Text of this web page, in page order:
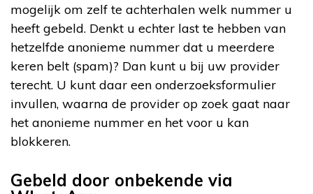
mogelijk om zelf te achterhalen welk nummer u
heeft gebeld. Denkt u echter last te hebben van
hetzelfde anonieme nummer dat u meerdere
keren belt (spam)? Dan kunt u bij uw provider
terecht. U kunt daar een onderzoeksformulier
invullen, waarna de provider op zoek gaat naar
het anonieme nummer en het voor u kan
blokkeren.
Gebeld door onbekende via